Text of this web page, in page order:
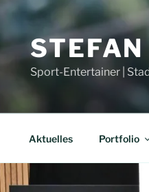
Sport-Entertainer |
Aktuelles Portfolio